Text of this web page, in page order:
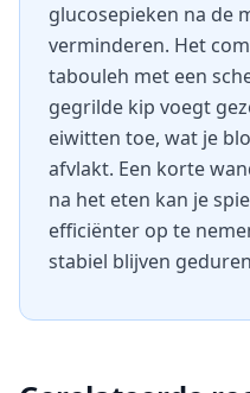
glucosepieken na de
verminderen. Het
tabouleh met een
gegrilde kip voegt
eiwitten toe, wat je
afvlakt. Een korte
na het eten kan je
efficiënter op te
stabiel blijven